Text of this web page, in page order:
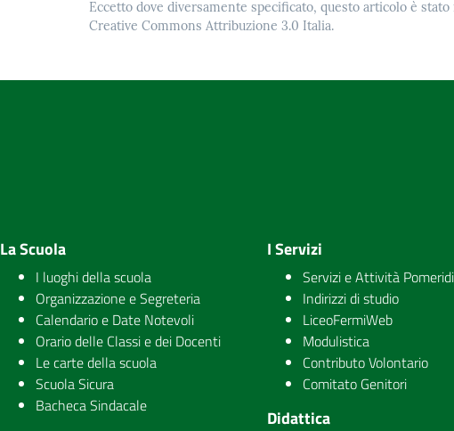
Eccetto dove diversamente specificato, questo articolo è
Creative Commons Attribuzione 3.0 Italia.
La Scuola
I luoghi della scuola
Organizzazione e Segreteria
Calendario e Date Notevoli
Orario delle Classi e dei Docenti
Le carte della scuola
Scuola Sicura
Bacheca Sindacale
I Servizi
Servizi e Attività
Indirizzi di studio
LiceoFermiWeb
Modulistica
Contributo Volontario
Comitato Genitori
Didattica